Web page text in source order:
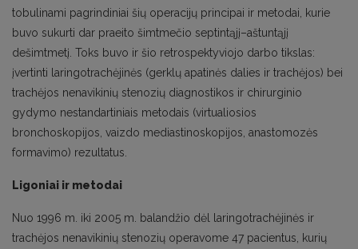
tobulinami pagrindiniai šių operacijų principai ir metodai, kurie
buvo sukurti dar praeito šimtmečio septintąjį–aštuntąjį
dešimtmetį. Toks buvo ir šio retrospektyviojo darbo tikslas:
įvertinti laringotrachėjinės (gerklų apatinės dalies ir trachėjos) bei
trachėjos nenavikinių stenozių diagnostikos ir chirurginio
gydymo nestandartiniais metodais (virtualiosios
bronchoskopijos, vaizdo mediastinoskopijos, anastomozės
formavimo) rezultatus.
Ligoniai ir metodai
Nuo 1996 m. iki 2005 m. balandžio dėl laringotrachėjinės ir
trachėjos nenavikinių stenozių operavome 47 pacientus, kurių